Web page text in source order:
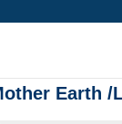
Earth /